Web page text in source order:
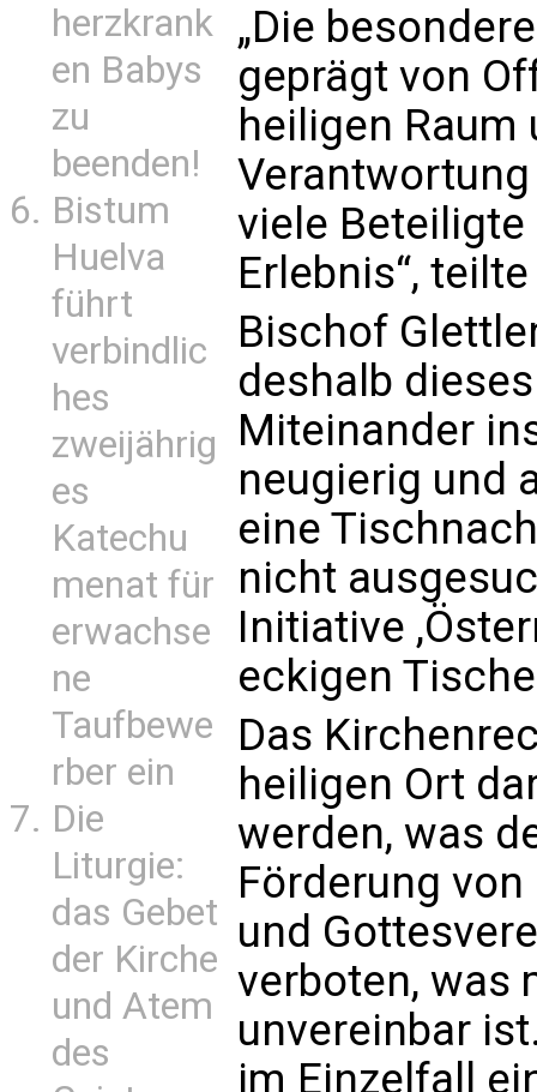
herzkrank
en Babys
zu
beenden!
Bistum
Huelva
führt
verbindlic
hes
zweijährig
es
Katechu
menat für
erwachse
ne
Taufbewe
rber ein
Die
Liturgie:
das Gebet
der Kirche
und Atem
des
„Die
geprägt von
heiligen
viele
Erlebnis“,
Bischof
deshalb
Miteinander
neugierig und
eine
nicht
Initiative
eckigen
Das
heiligen Ort
werden, was
Förderung
und
verboten, was
unvereinbar
im Einzelfall